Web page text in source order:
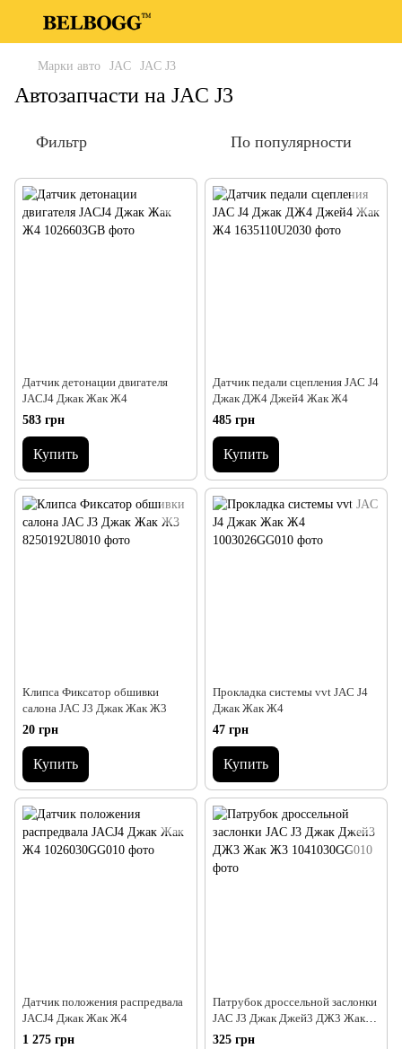
Марки авто JAC JAC J3
Автозапчасти на JAC J3
Фильтр По популярности
Датчик детонации двигателя
JACJ4 Джак Жак Ж4
583 грн
Купить
Датчик педали сцепления JAC J4
Джак ДЖ4 Джей4 Жак Ж4
485 грн
Купить
Клипса Фиксатор обшивки
салона JAC J3 Джак Жак Ж3
20 грн
Купить
Прокладка системы vvt JAC J4
Джак Жак Ж4
47 грн
Купить
Датчик положения распредвала
JACJ4 Джак Жак Ж4
1 275 грн
Патрубок дроссельной заслонки
JAC J3 Джак Джей3 ДЖ3 Жак
Ж3
325 грн